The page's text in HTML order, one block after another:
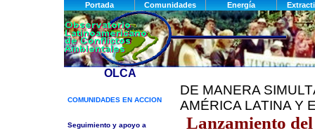
DE MANERA
AMÉRICA LATINA Y
Lanzamiento